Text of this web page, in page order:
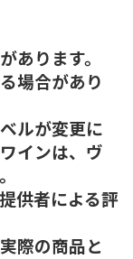
あります。
場合があり
ルが変更に
インは、ヴ
供者による評
際の商品と